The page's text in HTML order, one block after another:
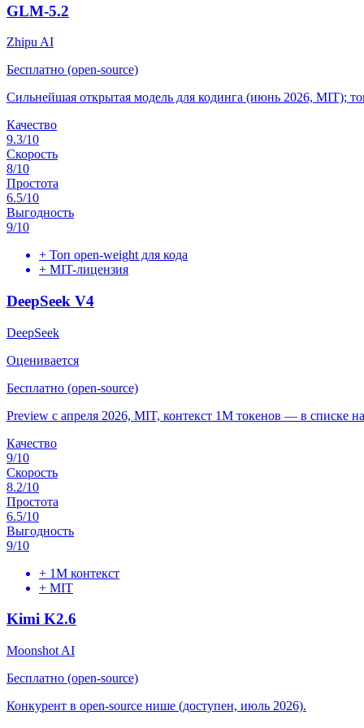
GLM-5.2
Zhipu AI
Бесплатно (open-source)
Сильнейшая открытая модель для кодинга (июнь 2026, MIT);
Качество
9.3/10
Скорость
8/10
Простота
6.5/10
Выгодность
9/10
+ Топ open-weight для кода
+ MIT-лицензия
DeepSeek V4
DeepSeek
Оценивается
Бесплатно (open-source)
Preview с апреля 2026, MIT, контекст 1M токенов — в списке
Качество
9/10
Скорость
8.2/10
Простота
6.5/10
Выгодность
9/10
+ 1M контекст
+ MIT
Kimi K2.6
Moonshot AI
Бесплатно (open-source)
Конкурент в open-source нише (доступен, июль 2026).